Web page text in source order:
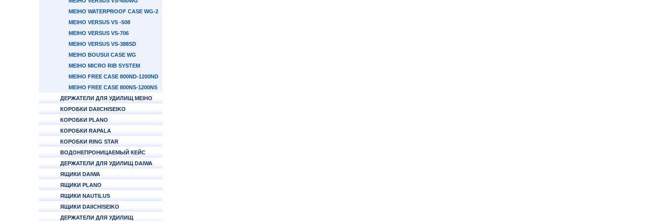
MEIHO WATERPROOF CASE WG-2
MEIHO VERSUS VS -508
MEIHO VERSUS VS-706
MEIHO VERSUS VS-388SD
MEIHO BOUSUI CASE WG
MEIHO MICRO RIB SYSTEM
MEIHO FREE CASE 800ND-1200ND
MEIHO FREE CASE 800NS-1200NS
ДЕРЖАТЕЛИ ДЛЯ УДИЛИЩ MEIHO
КОРОБКИ DAIICHISEIKO
КОРОБКИ PLANO
КОРОБКИ RAPALA
КОРОБКИ RING STAR
ВОДОНЕПРОНИЦАЕМЫЙ КЕЙС
ДЕРЖАТЕЛИ ДЛЯ УДИЛИЩ DAIWA
ЯЩИКИ DAIWA
ЯЩИКИ PLANO
ЯЩИКИ NAUTILUS
ЯЩИКИ DAIICHISEIKO
ДЕРЖАТЕЛИ ДЛЯ УДИЛИЩ